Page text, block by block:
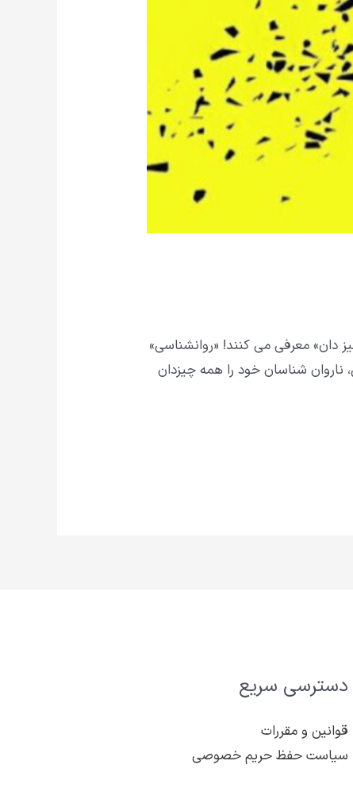
دان» معرفی می کنند! «روانشناسی»
شناسان خود را همه چیزدان
دسترسی سریع
قوانین و مقررات
سیاست حفظ حریم خصوصی